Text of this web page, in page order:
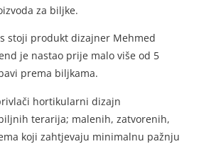
za biljke.
stoji produkt dizajner Mehmed
je nastao prije malo više od 5
prema biljkama.
hortikularni dizajn
terarija; malenih, zatvorenih,
koji zahtjevaju minimalnu pažnju